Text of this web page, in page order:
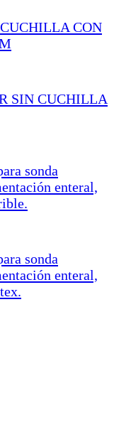
CON
SIN CUCHILLA
sonda
enteral,
sonda
enteral,